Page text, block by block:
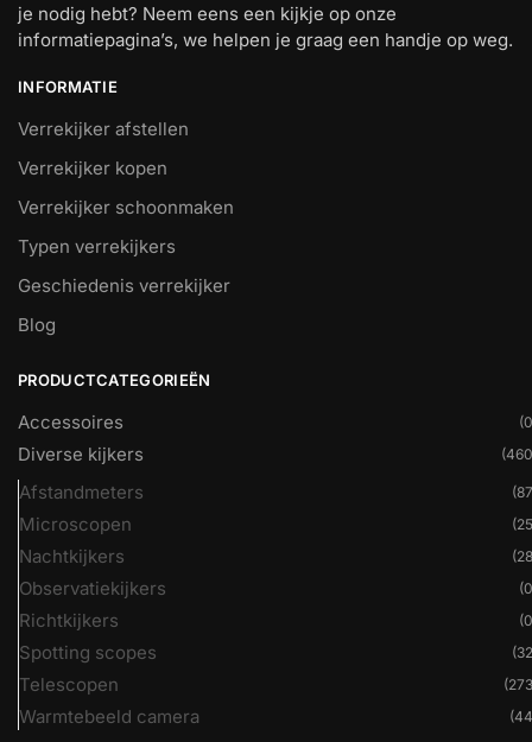
je nodig hebt? Neem eens een kijkje op onze
informatiepagina’s, we helpen je graag een handje op weg.
INFORMATIE
Verrekijker afstellen
Verrekijker kopen
Verrekijker schoonmaken
Typen verrekijkers
Geschiedenis verrekijker
Blog
PRODUCTCATEGORIEËN
Accessoires
Diverse kijkers
Afstandmeters
Microscopen
Nachtkijkers
Observatiekijkers
Richtkijkers
Spotting scopes
Telescopen
Warmtebeeld camera